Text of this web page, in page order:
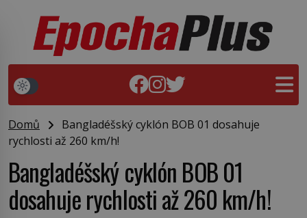
Domů
Bangladéšský cyklón BOB 01 dosahuje
rychlosti až 260 km/h!
Bangladéšský cyklón BOB 01
dosahuje rychlosti až 260 km/h!